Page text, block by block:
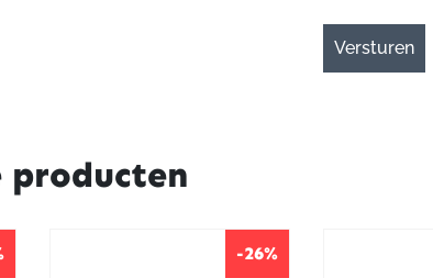
producten
-26%